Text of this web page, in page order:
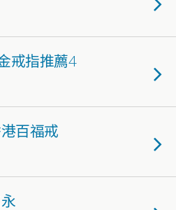
戒指推薦4
百福戒